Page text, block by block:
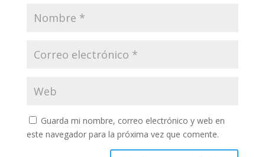
Guarda mi nombre, correo electrónico y web en
este navegador para la próxima vez que comente.